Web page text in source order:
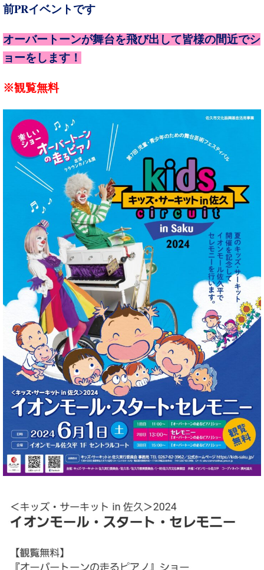
前PRイベントです
オーバートーンが舞台を飛び出して皆様の間近でシ
ョーをします！
※観覧無料